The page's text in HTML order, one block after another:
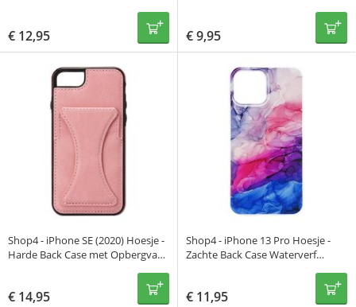
€ 12,95 €9,95
Shop4 - iPhone SE (2020) Hoesje -
Harde Back Case met Opbergvak
€ 14,95
Shop4 - iPhone 13 Pro Hoesje -
Zachte Back Case Waterverf
€ 11,95